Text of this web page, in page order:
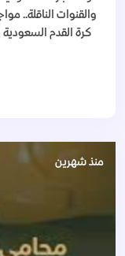
والقنوات الناقلة..
كرة القدم السعودية
منذ شهرين